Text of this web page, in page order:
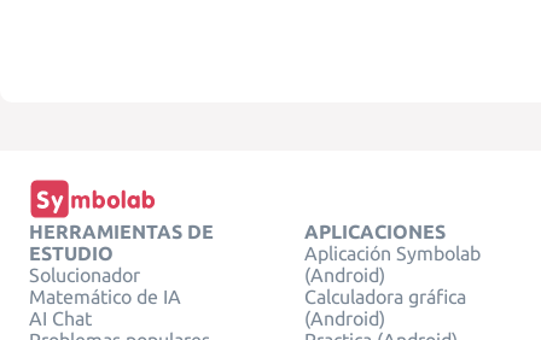
HERRAMIENTAS DE
ESTUDIO
Solucionador
Matemático de IA
AI Chat
APLICACIONES
Aplicación Symbolab
(Android)
Calculadora gráfica
(Android)